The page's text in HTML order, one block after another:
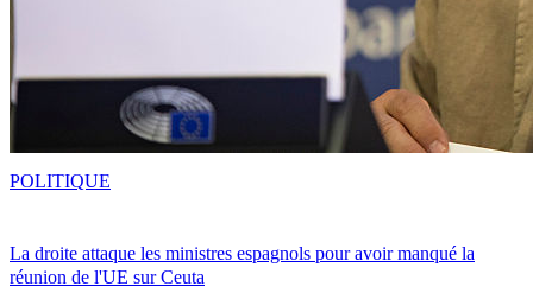
La droite attaque les ministres espagnols pour avoir manqué la
réunion de l'UE sur Ceuta
POLITIQUE